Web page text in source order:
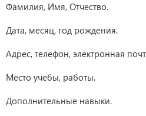
Фамилия, Имя, Отчество.
Дата, месяц, год рождения.
Адрес, телефон, электронная
Место учебы, работы.
Дополнительные навыки.